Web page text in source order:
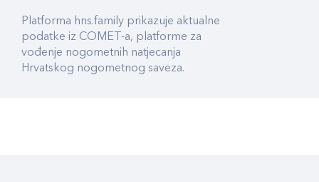
Platforma hns.family prikazuje aktualne
podatke iz COMET-a, platforme za
vođenje nogometnih natjecanja
Hrvatskog nogometnog saveza.